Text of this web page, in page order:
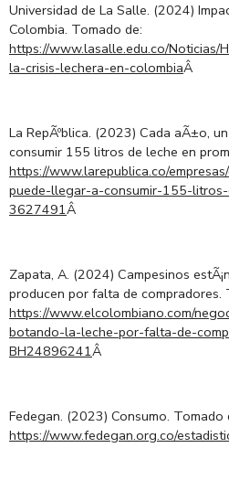
Universidad de La Salle. (2024)
Colombia. Tomado de:
https://www.lasalle.edu.co/Noticias/
la-crisis-lechera-en-colombiaÂ
La RepÃºblica. (2023) Cada aÃ±o,
consumir 155 litros de leche en
https://www.larepublica.co/
puede-llegar-a-consumir-155-
3627491Â
Zapata, A. (2024) Campesinos
producen por falta de compradores.
https://www.elcolombiano.com/
botando-la-leche-por-falta-de-
BH24896241Â
Fedegan. (2023) Consumo. Tomado
https://www.fedegan.org.co/